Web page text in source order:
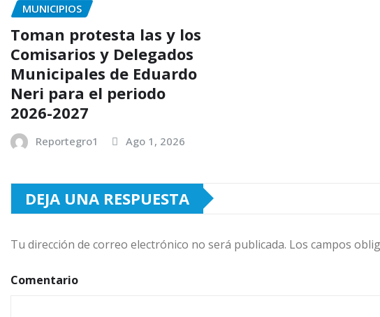
MUNICIPIOS
Toman protesta las y los
Comisarios y Delegados
Municipales de Eduardo
Neri para el periodo
2026-2027
Reportegro1 Ago 1, 2026
DEJA UNA RESPUESTA
Tu dirección de correo electrónico no será publicada. Los campos
Comentario